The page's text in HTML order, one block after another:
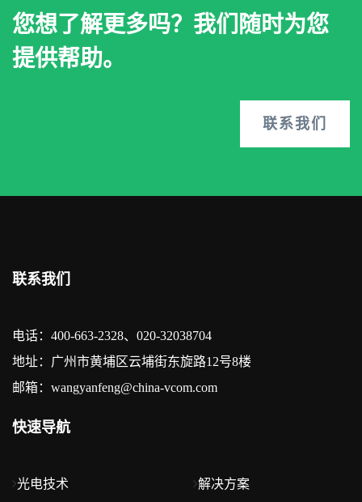
您想了解更多吗？我们随时为您
提供帮助。
联系我们
联系我们
电话：400-663-2328、020-32038704
地址：广州市黄埔区云埔街东旋路12号8楼
邮箱：wangyanfeng@china-vcom.com
快速导航
光电技术
解决方案